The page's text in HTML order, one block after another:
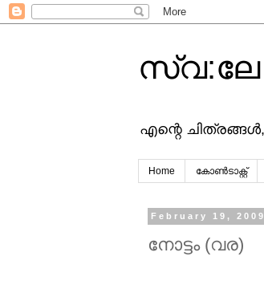
സ്വ:ലേ
എന്റെ
Home കോൺടാക്റ്റ്
February 19, 2009
നോട്ടം (വര)